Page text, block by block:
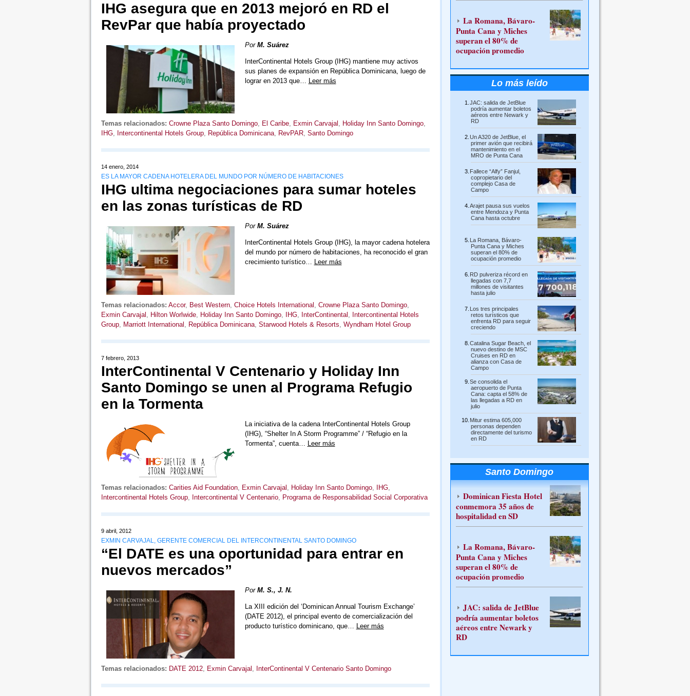
IHG asegura que en 2013 mejoró en RD el
RevPar que había proyectado
Por M. Suárez
InterContinental Hotels Group (IHG) mantiene muy activos
sus planes de expansión en República Dominicana, luego de
lograr en 2013 que… Leer más
Temas relacionados: Crowne Plaza Santo Domingo, El Caribe, Exmin Carvajal , Holiday Inn Santo Domingo,
IHG, Intercontinental Hotels Group, República Dominicana, RevPAR, Santo Domingo
14 enero, 2014
ES LA MAYOR CADENA HOTELERA DEL MUNDO POR NÚMERO DE HABITACIONES
IHG ultima negociaciones para sumar hoteles
en las zonas turísticas de RD
Por M. Suárez
InterContinental Hotels Group (IHG), la mayor cadena hotelera
del mundo por número de habitaciones, ha reconocido el gran
crecimiento turístico… Leer más
Temas relacionados: Accor, Best Western, Choice Hotels International Crowne Plaza Santo Domingo,
Exmin Carvajal
Hilton Worlwide, Holiday Inn Santo Domingo, IHG, InterContinental
Intercontinental Hotels
Group, Marriott International República Dominicana, Starwood Hotels & Resorts Wyndham Hotel Group
7 febrero, 2013
InterContinental V Centenario y Holiday Inn
Santo Domingo se unen al Programa Refugio
en la Tormenta
La iniciativa de la cadena InterContinental Hotels Group
(IHG), “Shelter In A Storm Programme” / “Refugio en la
Tormenta”, cuenta… Leer más
Temas relacionados: Carities Aid Foundation, Exmin Carvajal Holiday Inn Santo Domingo, IHG,
Intercontinental Hotels Group, Intercontinental V Centenario, Programa de Responsabilidad Social Corporativa
9 abril, 2012
EXMIN CARVAJAL, GERENTE COMERCIAL DEL INTERCONTINENTAL SANTO DOMINGO
“El DATE es una oportunidad para entrar en
nuevos mercados”
Por M. S., J. N.
La XIII edición del ‘Dominican Annual Tourism Exchange’
(DATE 2012), el principal evento de comercialización del
producto turístico dominicano, que… Leer más
Temas relacionados: DATE 2012, Exmin Carvajal InterContinental V Centenario Santo Domingo
La Romana, Bávaro-
Punta Cana y Miches
superan el 80% de
ocupación promedio
Lo más leído
JAC: salida de JetBlue
podría aumentar boletos
aéreos entre Newark y
RD
Un A320 de JetBlue, el
primer avión que recibirá
mantenimiento en el
MRO de Punta Cana
Fallece “Alfy” Fanjul,
copropietario del
complejo Casa de
Campo
Arajet pausa sus vuelos
entre Mendoza y Punta
Cana hasta octubre
La Romana, Bávaro-
Punta Cana y Miches
superan el 80% de
ocupación promedio
RD pulveriza récord en
llegadas con 7,7
millones de visitantes
hasta julio
Los tres principales
retos turísticos que
enfrenta RD para seguir
creciendo
Catalina Sugar Beach, el
nuevo destino de MSC
Cruises en RD en
alianza con Casa de
Campo
Se consolida el
aeropuerto de Punta
Cana: capta el 58% de
las llegadas a RD en
julio
Mitur estima 605,000
personas dependen
directamente del turismo
en RD
Santo Domingo
Dominican Fiesta Hotel
conmemora 35 años de
hospitalidad en SD
La Romana, Bávaro-
Punta Cana y Miches
superan el 80% de
ocupación promedio
JAC: salida de JetBlue
podría aumentar boletos
aéreos entre Newark y
RD